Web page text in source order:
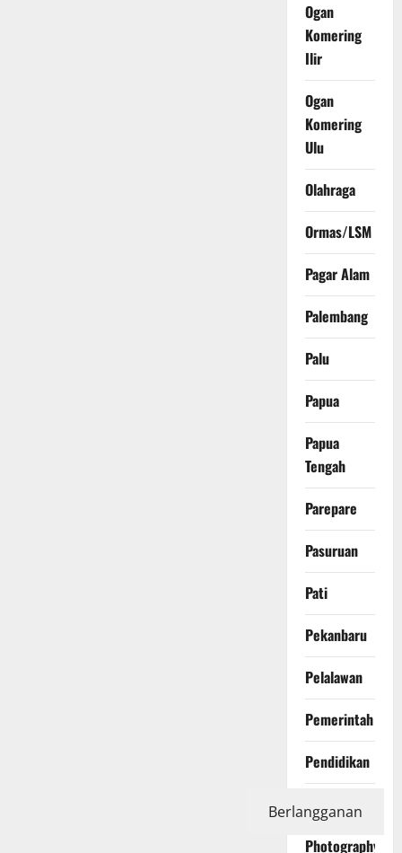
Ogan
Komering
Ilir
Ogan
Komering
Ulu
Olahraga
Ormas/LSM
Pagar Alam
Palembang
Palu
Papua
Papua
Tengah
Parepare
Pasuruan
Pati
Pekanbaru
Pelalawan
Pemerintah
Pendidikan
Peristiwa
Photography
Berlangganan